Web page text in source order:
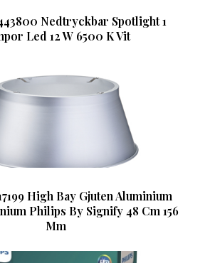
Nedtryckbar Spotlight 1
Led 12 W 6500 K Vit
High Bay Gjuten Aluminium
Philips By Signify 48 Cm 156
Mm